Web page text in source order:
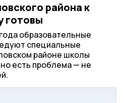
района к
готовы
образовательные
специальные
районе школы
есть проблема — не